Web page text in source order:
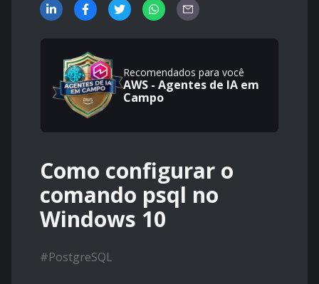
Recomendados para você
AWS - Agentes de IA em
Campo
Como configurar o
comando psql no
Windows 10
#PostgreSQL